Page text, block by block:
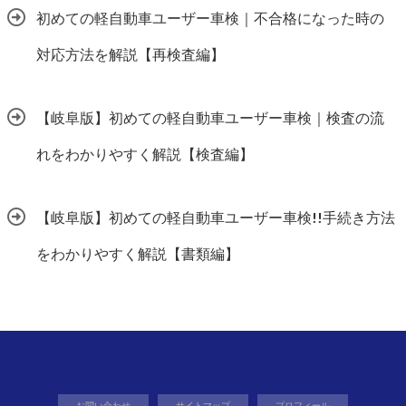
初めての軽自動車ユーザー車検｜不合格になった時の
対応方法を解説【再検査編】
【岐阜版】初めての軽自動車ユーザー車検｜検査の流
れをわかりやすく解説【検査編】
【岐阜版】初めての軽自動車ユーザー車検!!手続き方法
をわかりやすく解説【書類編】